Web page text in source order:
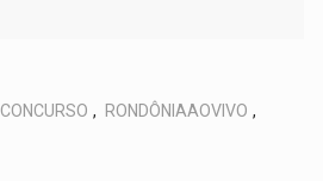
CONCURSO , RONDÔNIAAOVIVO ,